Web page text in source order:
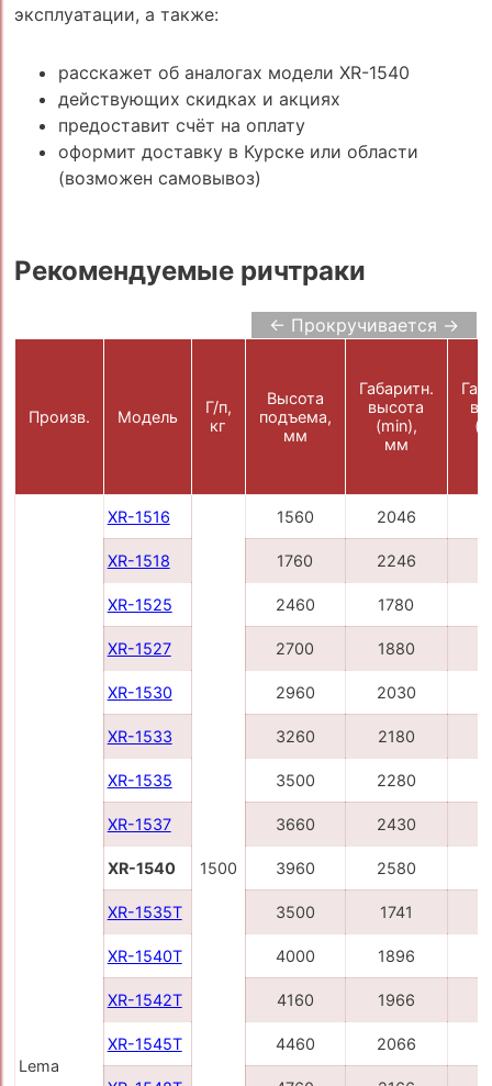
эксплуатации, а также:
расскажет об аналогах модели XR-1540
действующих скидках и акциях
предоставит счёт на оплату
оформит доставку в Курске или области
(возможен самовывоз)
Рекомендуемые ричтраки
← Прокручивается →
Произв. Модель
Г/п,
кг
Высота
подъема,
мм
Габаритн.
высота
(min),
мм
Lema
XR-1516
1500
1560 2046
XR-1518 1760 2246
XR-1525 2460 1780
XR-1527 2700 1880
XR-1530 2960 2030
XR-1533 3260 2180
XR-1535 3500 2280
XR-1537 3660 2430
XR-1540 3960 2580
XR-1535T 3500 1741
XR-1540T 4000 1896
XR-1542T 4160 1966
XR-1545T 4460 2066